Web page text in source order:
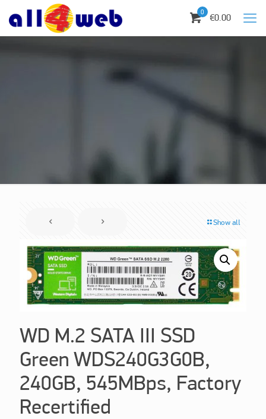
0 €0.00
Show all
WD M.2 SATA III SSD
Green WDS240G3G0B,
240GB, 545MBps, Factory
Recertified